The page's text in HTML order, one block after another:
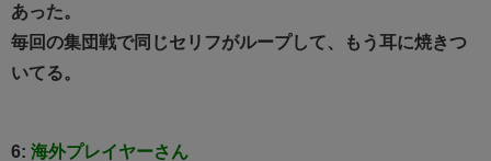
あった。
毎回の集団戦で同じセリフがループして、もう耳に焼きつ
いてる。
6: 海外プレイヤーさん